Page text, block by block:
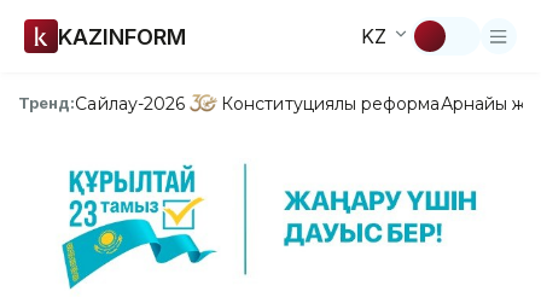
KAZINFORM KZ
Тренд:Сайлау-2026 Конституциялық реформаАрнайы